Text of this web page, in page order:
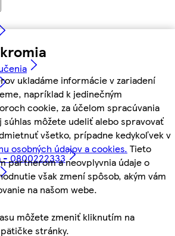
ukladáme informácie v zariadení
napríklad k jedinečným
cookie, za účelom spracúvania
súhlas môžete udeliť alebo spravovať
všetko, prípadne kedykoľvek v
osobných údajov a cookies. Tieto
partnerom a neovplyvnia údaje o
však zmení spôsob, akým vám
na našom webe.
môžete zmeniť kliknutím na
stránky.
- 0800222333